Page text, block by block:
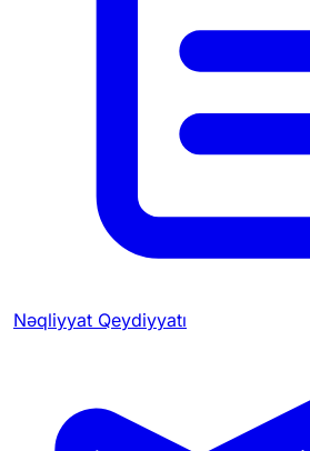
Nəqliyyat Qeydiyyatı